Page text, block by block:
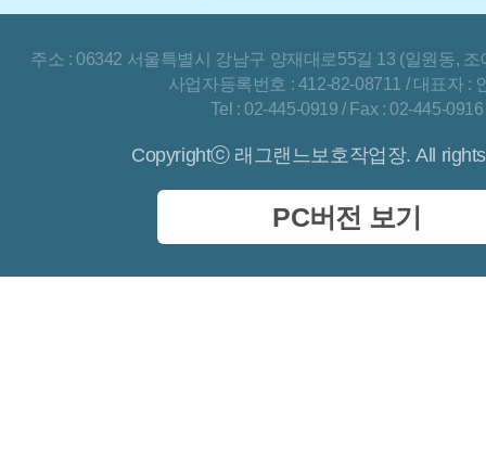
주소 : 06342 서울특별시 강남구 양재대로55길 13 (일원동,
사업자등록번호 : 412-82-08711 / 대표자 :
Tel : 02-445-0919 / Fax : 02-445-0916
Copyrightⓒ 래그랜느보호작업장. All
PC버전 보기